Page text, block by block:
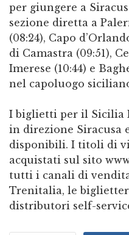
per giungere a
sezione diretta a
(08:24), Capo
di Camastra (09:51),
Imerese (10:44) e
nel capoluogo
I biglietti per il Sicilia
in direzione Siracusa
disponibili. I titoli di
acquistati sul sito
tutti i canali di
Trenitalia, le
distributori self-